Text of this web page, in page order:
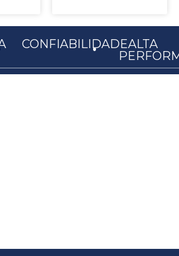
CONFIABILIDADE
.
ALTA